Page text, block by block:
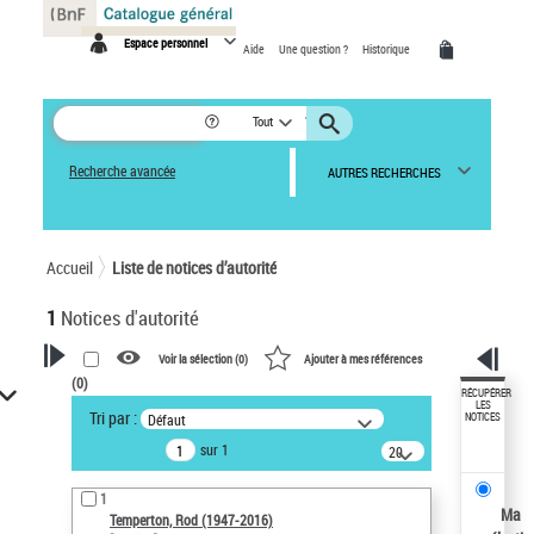
Espace personnel Aide Une question ? Historique
Tout
Recherche avancée AUTRES RECHERCHES
Accueil Liste de notices d’autorité
1 Notices d'autorité
VOTRE RECHERCHE
Recherche avancée dans les
notices d’autorité
Œuvres liées à l'auteur :
Temperton, Rod (1947-2016)
Voir la sélection (0) Ajouter à mes références
(0)
Tri par : Défaut
sur 1
20
résultats/page
1
Temperton, Rod (1947-2016)
RÉCUPÉRER
LES
NOTICES
Ma
Panneau de gestion des cookies